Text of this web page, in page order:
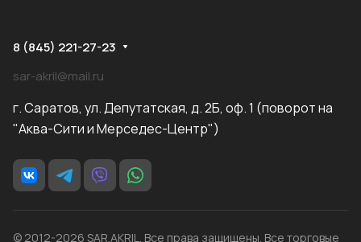
8 (845) 221-27-23
sar-akril@mail.ru
г. Саратов, ул. Депутатская, д. 2Б, оф. 1 (поворот на
"Аква-Сити и Мерседес-Центр")
© 2012-2026 SAR.AKRIL. Все права защищены. Все торговые